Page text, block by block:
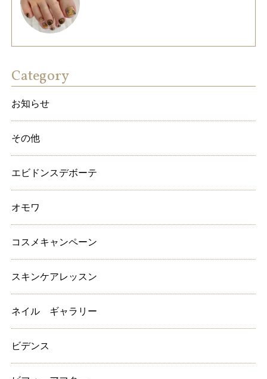
Category
お知らせ
その他
エビドンスデボーテ
オモワ
コスメキャンペーン
スキンケアレッスン
ネイル ギャラリー
ビデンス